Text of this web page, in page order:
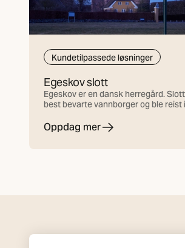
Kundetilpassede løsninger
Egeskov slott
Egeskov er en dansk herregård.
best bevarte vannborger og ble reist
Oppdag mer